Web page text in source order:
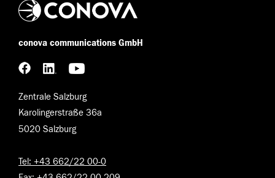
conova communications GmbH
Zentrale Salzburg
Karolingerstraße 36a
5020 Salzburg
Tel: +43 662/22 00-0